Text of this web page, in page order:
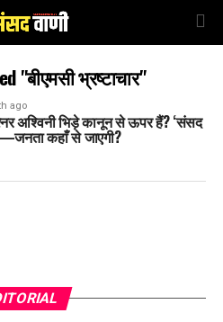
"बीएमसी भ्रष्टाचार"
ago
अश्विनी भिड़े कानून से ऊपर हैं? ‘संसद
कहाँ से जाएगी?